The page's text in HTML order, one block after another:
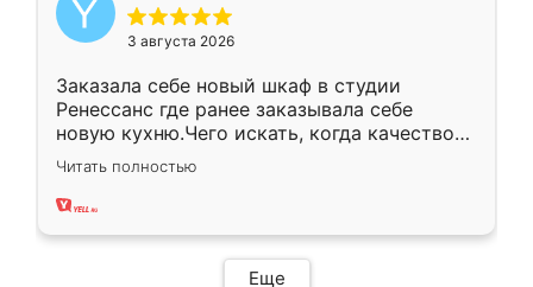
3 августа 2026
Заказала себе новый шкаф в студии
Ренессанс где ранее заказывала себе
новую кухню.Чего искать, когда качеством
вполне довольна. Служит кухня уже почти
два года, нареканий нет.
Читать полностью
Еще